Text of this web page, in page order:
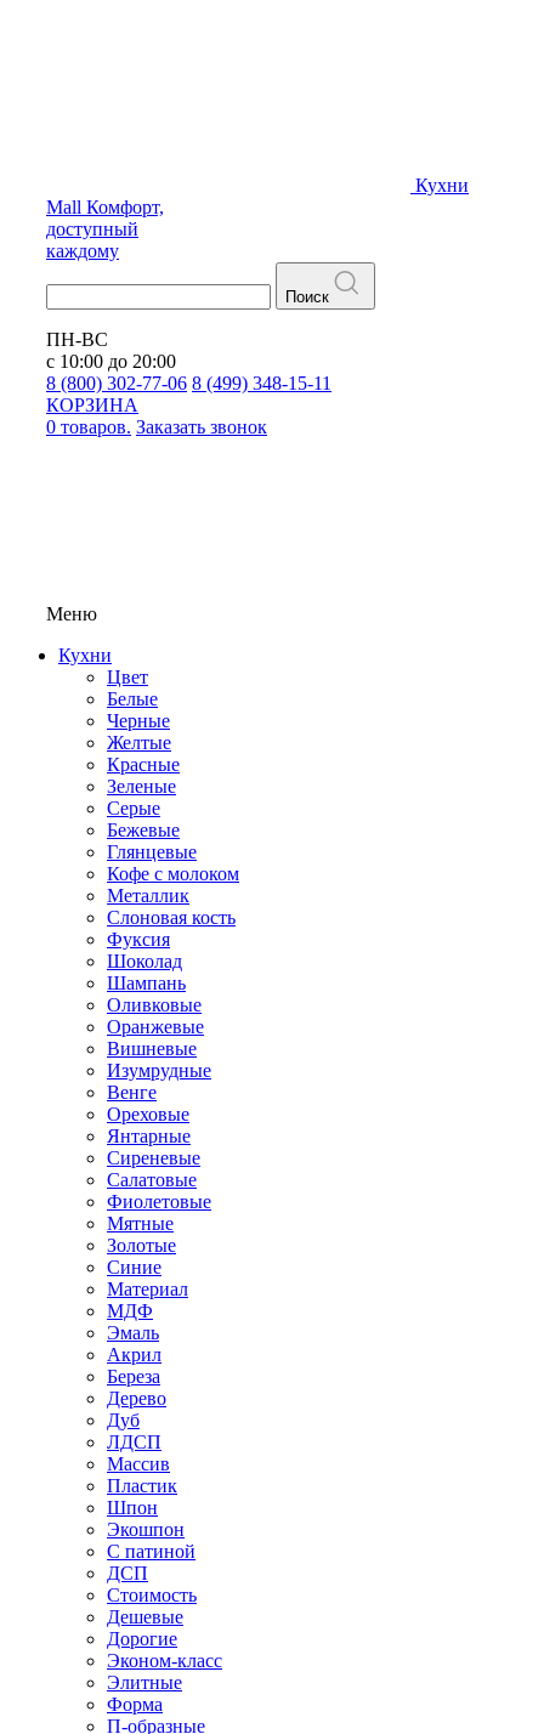
Кухни
Mall Комфорт,
доступный
каждому
Поиск
ПН-ВС
с 10:00 до 20:00
8 (800) 302-77-06 8 (499) 348-15-11
КОРЗИНА
0 товаров. Заказать звонок
Меню
Кухни
Цвет
Белые
Черные
Желтые
Красные
Зеленые
Серые
Бежевые
Глянцевые
Кофе с молоком
Металлик
Слоновая кость
Фуксия
Шоколад
Шампань
Оливковые
Оранжевые
Вишневые
Изумрудные
Венге
Ореховые
Янтарные
Сиреневые
Салатовые
Фиолетовые
Мятные
Золотые
Синие
Материал
МДФ
Эмаль
Акрил
Береза
Дерево
Дуб
ЛДСП
Массив
Пластик
Шпон
Экошпон
С патиной
ДСП
Стоимость
Дешевые
Дорогие
Эконом-класс
Элитные
Форма
П-образные